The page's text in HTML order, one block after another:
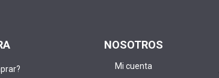
NOSOTROS
Mi cuenta